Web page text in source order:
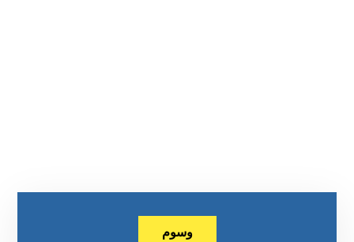
وسوم